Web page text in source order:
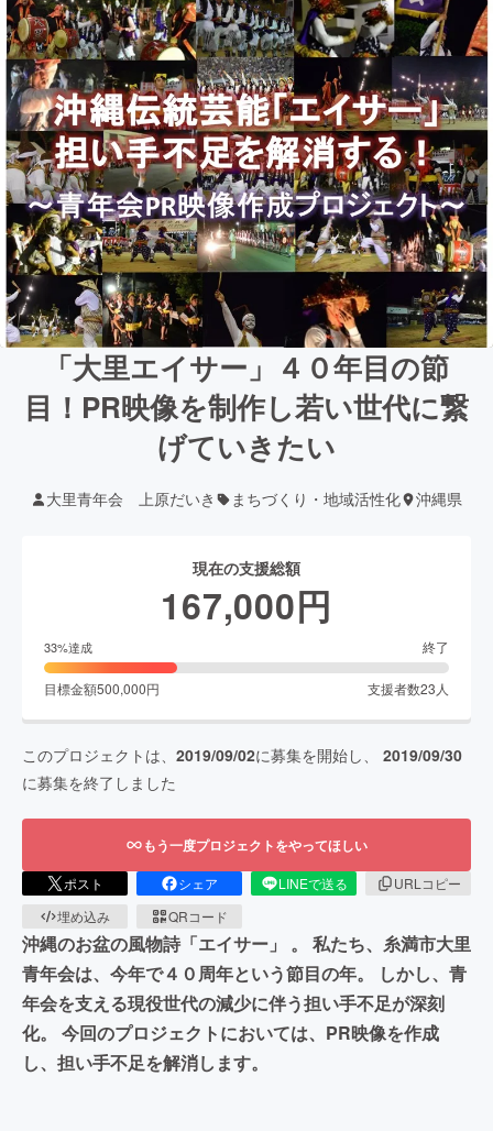
「大里エイサー」４０年目の節
目！PR映像を制作し若い世代に繋
げていきたい
大里青年会 上原だいき まちづくり・地域活性化 沖縄県
現在の支援総額
167,000円
33%達成 終了
目標金額500,000円 支援者数23 人
このプロジェクトは、 2019/09/02に募集を開始し、 2019/09/30
に募集を終了しました
もう一度プロジェクトをやってほしい
ポスト シェア LINEで送る
URLコピー
埋め込み
QRコード
沖縄のお盆の風物詩「エイサー」 。 私たち、糸満市大里
青年会は、今年で４０周年という節目の年。 しかし、青
年会を支える現役世代の減少に伴う担い手不足が深刻
化。 今回のプロジェクトにおいては、PR映像を作成
し、担い手不足を解消します。